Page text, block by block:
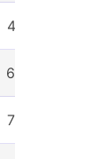
478,200
635,300
739,600